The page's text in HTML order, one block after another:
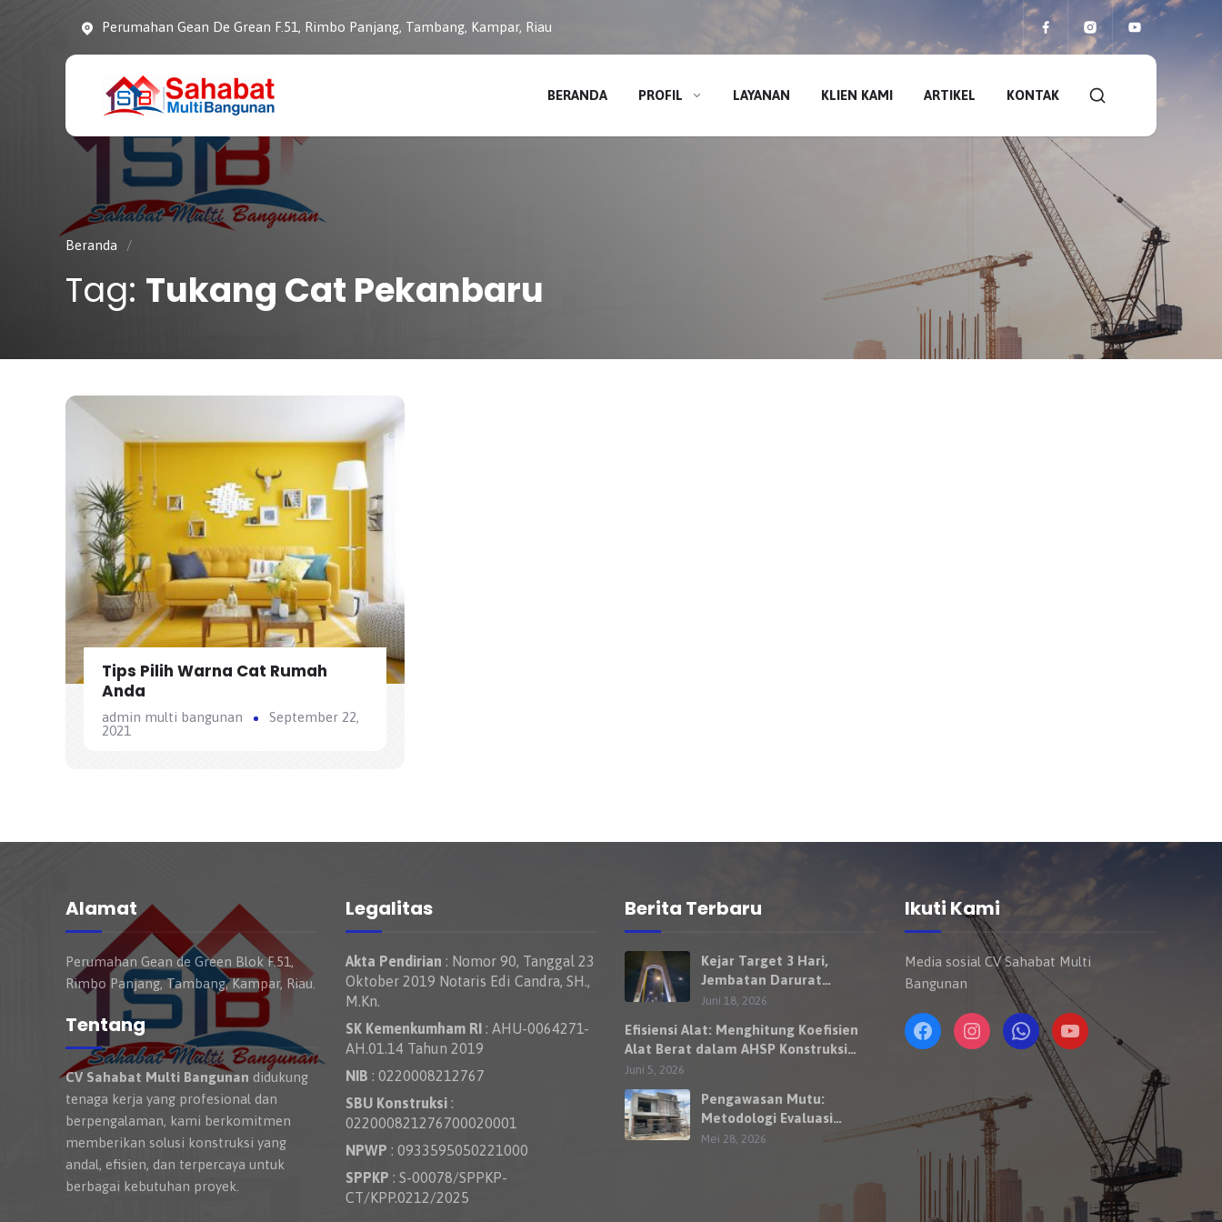
Perumahan Gean De Grean F.51, Rimbo Panjang, Tambang, Kampar, Riau
CV. SAHABAT
MULTI
BANGUNAN
Sahabat Pembangunan
Anda
BERANDA PROFIL LAYANAN KLIEN KAMI ARTIKEL KONTAK
Beranda /
Tag: Tukang Cat Pekanbaru
Tips Pilih Warna Cat Rumah
Anda
admin multi bangunan
September 22,
2021
Alamat
Perumahan Gean de Green Blok F.51,
Rimbo Panjang, Tambang, Kampar, Riau.
Tentang
CV Sahabat Multi Bangunan didukung
tenaga kerja yang profesional dan
berpengalaman, kami berkomitmen
memberikan solusi konstruksi yang
andal, efisien, dan terpercaya untuk
berbagai kebutuhan proyek.
Legalitas
Akta Pendirian : Nomor 90, Tanggal 23
Oktober 2019 Notaris Edi Candra, SH.,
M.Kn.
SK Kemenkumham RI: AHU-0064271-
AH.01.14 Tahun 2019
NIB : 0220008212767
SBU Konstruksi:
022000821276700020001
NPWP : 0933595050221000
SPPKP : S-00078/SPPKP-
CT/KPP.0212/2025
Berita Terbaru
Kejar Target 3 Hari,
Jembatan Darurat
Nelayan Rumbai Mulai
Besok
Juni 18, 2026
Efisiensi Alat: Menghitung Koefisien
Alat Berat dalam AHSP Konstruksi
Jalan
Juni 5, 2026
Pengawasan Mutu:
Metodologi Evaluasi
Kewajaran Harga Satuan
Mei 28, 2026
Ikuti Kami
Media sosial CV Sahabat Multi
Bangunan